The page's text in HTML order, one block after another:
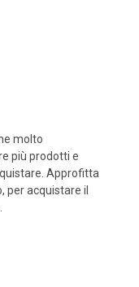
molto
più prodotti e
Approfitta
per acquistare il